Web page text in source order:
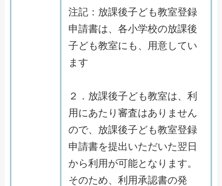
注記：放課後子ども教室登録
申請書は、各小学校の放課後
子ども教室にも、用意してい
ます
２．放課後子ども教室は、利
用にあたり審査はありません
ので、放課後子ども教室登録
申請書を提出いただいた翌日
から利用が可能となります。
そのため、利用承認書の発